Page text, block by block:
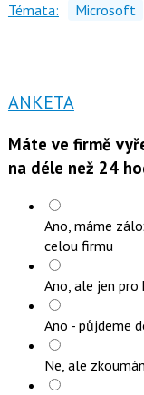
Témata: Microsoft
ANKETA
Máte ve firmě
na déle než 24
Ano, máme
celou firmu
Ano, ale jen
Ano - půjdeme
Ne, ale